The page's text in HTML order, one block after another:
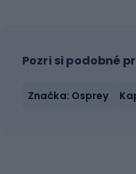
Pozri si podobné
Značka: Osprey